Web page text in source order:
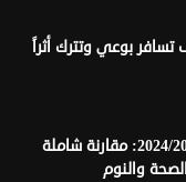
بوعي وتترك أثراً
ساعات اللياقة الذكية 2024/2025: مقارنة شاملة
والنوم